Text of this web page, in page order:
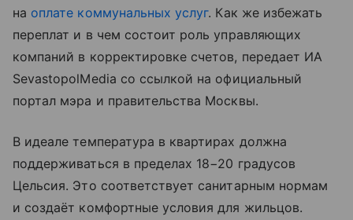
на оплате коммунальных услуг. Как же избежать
переплат и в чем состоит роль управляющих
компаний в корректировке счетов, передает ИА
SevastopolMedia со ссылкой на официальный
портал мэра и правительства Москвы.
В идеале температура в квартирах должна
поддерживаться в пределах 18−20 градусов
Цельсия. Это соответствует санитарным нормам
и создаёт комфортные условия для жильцов.